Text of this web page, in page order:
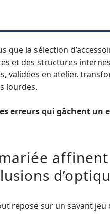
que la sélection
et des structures
validées en atelier,
lourdes.
erreurs qui gâchent un
repose sur un savant jeu